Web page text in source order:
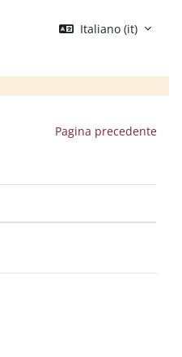
Italiano ‎(it)‎
Pagina precedente